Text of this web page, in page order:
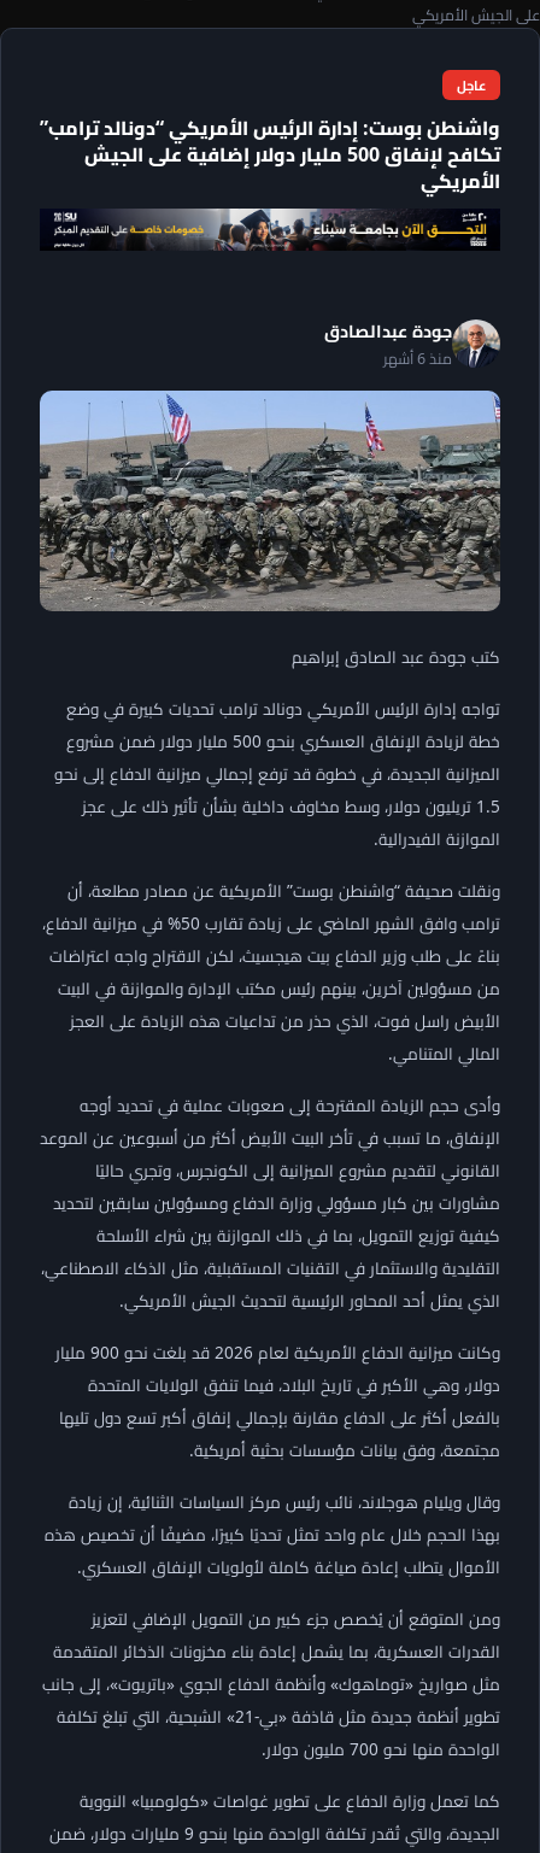
على الجيش الأمريكي
عاجل
واشنطن بوست: إدارة الرئيس الأمريكي “دونالد ترامب”
تكافح لإنفاق 500 مليار دولار إضافية على الجيش
الأمريكي
جودة عبدالصادق
منذ 6 أشهر
كتب جودة عبد الصادق إبراهيم
تواجه إدارة الرئيس الأمريكي دونالد ترامب تحديات كبيرة في وضع
خطة لزيادة الإنفاق العسكري بنحو 500 مليار دولار ضمن مشروع
الميزانية الجديدة، في خطوة قد ترفع إجمالي ميزانية الدفاع إلى نحو
1.5 تريليون دولار، وسط مخاوف داخلية بشأن تأثير ذلك على عجز
الموازنة الفيدرالية.
ونقلت صحيفة “واشنطن بوست” الأمريكية عن مصادر مطلعة، أن
ترامب وافق الشهر الماضي على زيادة تقارب 50% في ميزانية الدفاع،
بناءً على طلب وزير الدفاع بيت هيجسيث، لكن الاقتراح واجه اعتراضات
من مسؤولين آخرين، بينهم رئيس مكتب الإدارة والموازنة في البيت
الأبيض راسل فوت، الذي حذر من تداعيات هذه الزيادة على العجز
المالي المتنامي.
وأدى حجم الزيادة المقترحة إلى صعوبات عملية في تحديد أوجه
الإنفاق، ما تسبب في تأخر البيت الأبيض أكثر من أسبوعين عن الموعد
القانوني لتقديم مشروع الميزانية إلى الكونجرس، وتجري حاليًا
مشاورات بين كبار مسؤولي وزارة الدفاع ومسؤولين سابقين لتحديد
كيفية توزيع التمويل، بما في ذلك الموازنة بين شراء الأسلحة
التقليدية والاستثمار في التقنيات المستقبلية، مثل الذكاء الاصطناعي،
الذي يمثل أحد المحاور الرئيسية لتحديث الجيش الأمريكي.
وكانت ميزانية الدفاع الأمريكية لعام 2026 قد بلغت نحو 900 مليار
دولار، وهي الأكبر في تاريخ البلاد، فيما تنفق الولايات المتحدة
بالفعل أكثر على الدفاع مقارنة بإجمالي إنفاق أكبر تسع دول تليها
مجتمعة، وفق بيانات مؤسسات بحثية أمريكية.
وقال ويليام هوجلاند، نائب رئيس مركز السياسات الثنائية، إن زيادة
بهذا الحجم خلال عام واحد تمثل تحديًا كبيرًا، مضيفًا أن تخصيص هذه
الأموال يتطلب إعادة صياغة كاملة لأولويات الإنفاق العسكري.
ومن المتوقع أن يُخصص جزء كبير من التمويل الإضافي لتعزيز
القدرات العسكرية، بما يشمل إعادة بناء مخزونات الذخائر المتقدمة
مثل صواريخ «توماهوك» وأنظمة الدفاع الجوي «باتريوت»، إلى جانب
تطوير أنظمة جديدة مثل قاذفة «بي-21» الشبحية، التي تبلغ تكلفة
الواحدة منها نحو 700 مليون دولار.
كما تعمل وزارة الدفاع على تطوير غواصات «كولومبيا» النووية
الجديدة، والتي تُقدر تكلفة الواحدة منها بنحو 9 مليارات دولار، ضمن